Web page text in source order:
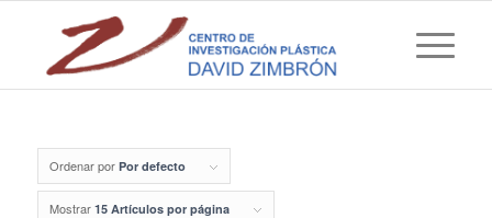
Ordenar por Por defecto
Mostrar 15 Artículos por página